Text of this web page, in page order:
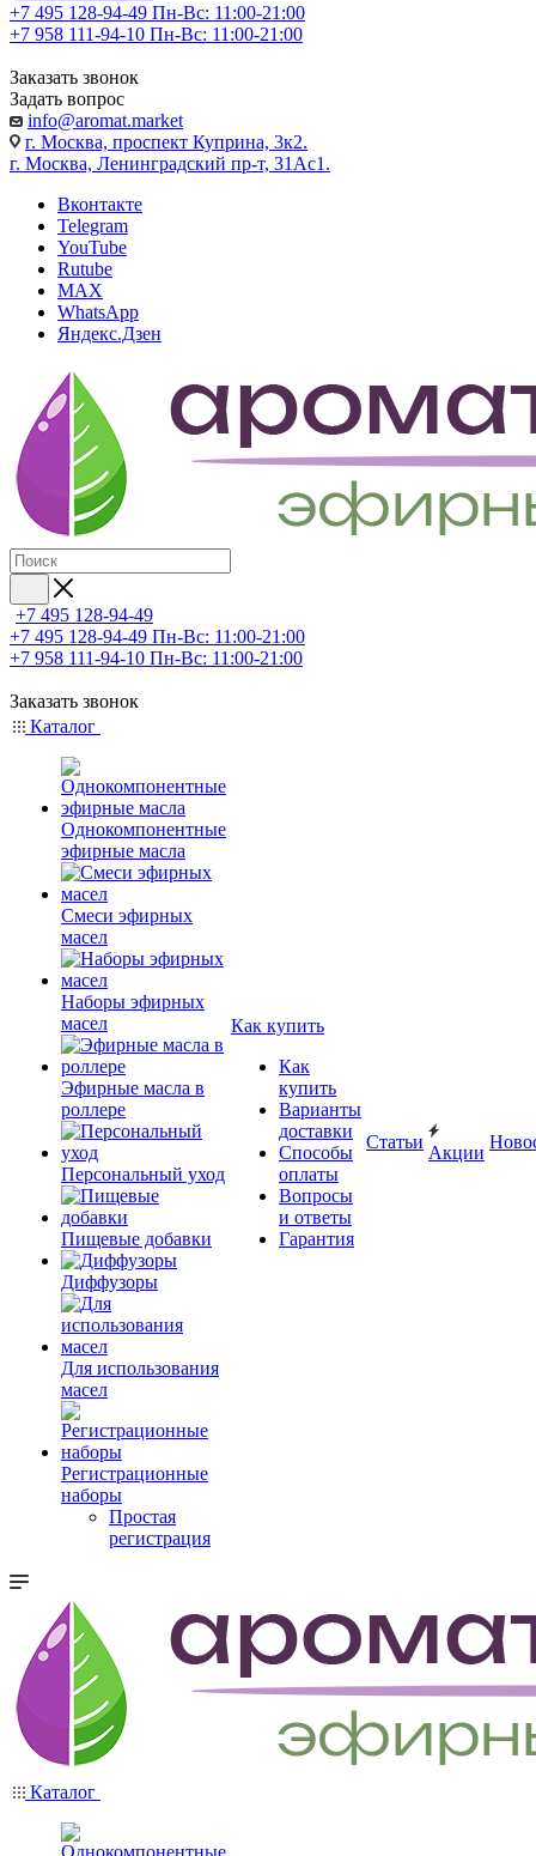
+7 495 128-94-49 Пн-Вс: 11:00-21:00
+7 958 111-94-10 Пн-Вс: 11:00-21:00
Заказать звонок
Задать вопрос
info@aromat.market
г. Москва, проспект Куприна, 3к2.
г. Москва, Ленинградский пр-т, 31Ас1.
Вконтакте
Telegram
YouTube
Rutube
MAX
WhatsApp
Яндекс.Дзен
+7 495 128-94-49
+7 495 128-94-49 Пн-Вс: 11:00-21:00
+7 958 111-94-10 Пн-Вс: 11:00-21:00
Заказать звонок
Каталог
Однокомпонентные
эфирные масла
Смеси эфирных
масел
Наборы эфирных
масел
Эфирные масла в
роллере
Персональный уход
Пищевые добавки
Диффузоры
Для использования
масел
Регистрационные
наборы
Простая
регистрация
Как купить
Как
купить
Варианты
доставки
Способы
оплаты
Вопросы
и ответы
Гарантия
Статьи
Акции
Каталог